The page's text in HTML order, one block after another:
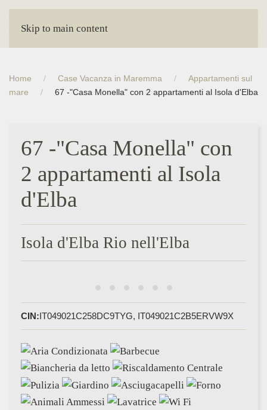
Skip to main content
Home Case Vacanza in Maremma
Appartamenti sul
mare
67 -"Casa Monella" con 2 appartamenti al Isola d'Elba
67 -"Casa Monella" con
2 appartamenti al Isola
d'Elba
Isola d'Elba Rio nell'Elba
CIN:IT049021C258DC9TYG, IT049021C2B5ERVW9X